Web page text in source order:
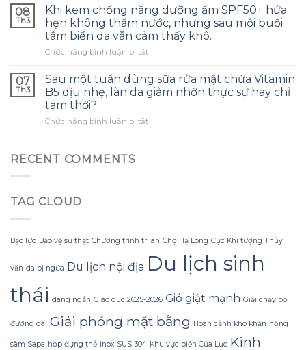
bị
quên
khi
lựa
chọn
trùm
mèo:
Khi
chất
xơ
bất
làm
chậm
tiêu
vào
serum
tinh
chất
chống
nám
sẽ
xóa
vết
quy
dưỡng
da
bộ.
08
Th3
Khi kem chống nắng dưỡng ẩm SPF50+ hứa
hẹn không thấm nước, nhưng sau mỗi buổi
tắm biển da vẫn cảm thấy khô.
Chức năng bình luận bị tắtở
kem
chống
nắng
ẩm
buổi
biển
da
cảm
khô.
07
Th3
Sau một tuần dùng sữa rửa mặt chứa Vitamin
B5 dịu nhẹ, làn da giảm nhờn thực sự hay chỉ
tạm thời?
Chức năng bình luận bị tắtở
B5
nhẹ,
làn
giảm
thực
hay
RECENT COMMENTS
TAG CLOUD
Bạo lực Bảo vệ sự thật Chương trình tri ân Chợ Hạ Long Cục Khí tượng Thủy
văn da bị ngứa Du lịch nội địa Du lịch sinh
thái dáng ngắn Giáo dục 2025-2026 Gió giật mạnh Giải chạy bộ
đường dài Giải phóng mặt bằng Hoàn cảnh khó khăn hồng
sâm Sapa hộp đựng thẻ inox SUS 304 Khu vực biển Cửa Lục Kinh